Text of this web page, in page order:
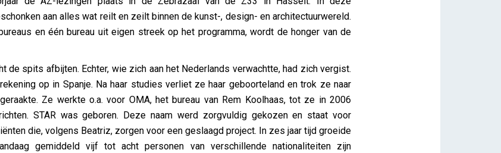
aan alles wat reilt en zeilt binnen de kunst-, design- en architectuurwereld.
en één bureau uit eigen streek op het programma, wordt de honger van de
de spits afbijten. Echter, wie zich aan het Nederlands verwachtte, had zich vergist.
op in Spanje. Na haar studies verliet ze haar geboorteland en trok ze naar
Ze werkte o.a. voor OMA, het bureau van Rem Koolhaas, tot ze in 2006
STAR was geboren. Deze naam werd zorgvuldig gekozen en staat voor
die, volgens Beatriz, zorgen voor een geslaagd project. In zes jaar tijd groeide
gemiddeld vijf tot acht personen van verschillende nationaliteiten zijn